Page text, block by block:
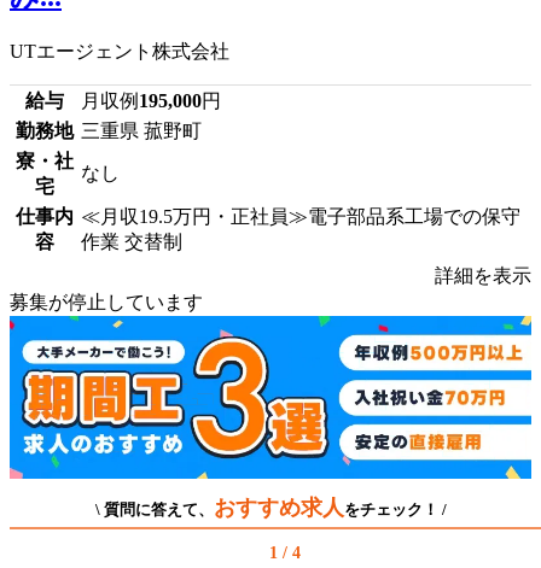
UTエージェント株式会社
給与 月収例 195,000円
勤務地 三重県 菰野町
寮・社
宅
なし
仕事内
容
≪月収19.5万円・正社員≫電子部品系工場での保守
作業 交替制
詳細を表示
募集が停止しています
\ 質問に答えて、 おすすめ求人 をチェック！ /
1 / 4